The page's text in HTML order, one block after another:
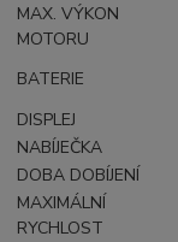
MAX. VÝKON
MOTORU
BATERIE
DISPLEJ
NABÍJEČKA
DOBA DOBÍJENÍ
MAXIMÁLNÍ
RYCHLOST